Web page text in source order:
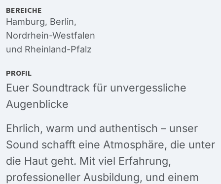
BEREICHE
Hamburg, Berlin,
Nordrhein-Westfalen
und Rheinland-Pfalz
PROFIL
Euer Soundtrack für unvergessliche
Augenblicke
Ehrlich, warm und authentisch – unser
Sound schafft eine Atmosphäre, die unter
die Haut geht. Mit viel Erfahrung,
professioneller Ausbildung, und einem